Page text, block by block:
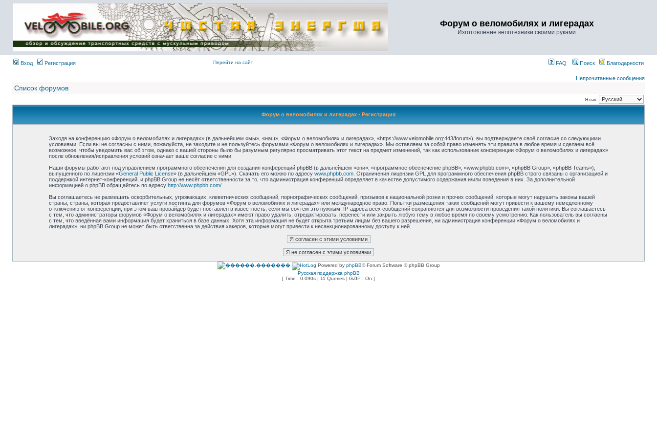
Имя пользователя:
Пароль:
{ LOG_ME_IN_SHORT
}
Форум о веломобилях и лигерадах
Изготовление велотехники своими руками
Вход Регистрация Перейти на сайт FAQ Поиск Благодарности
Непрочитанные сообщения
Список форумов
Язык:
Форум о веломобилях и лигерадах - Регистрация
Заходя на конференцию «Форум о веломобилях и лигерадах» (в дальнейшем «мы», «наш», «Форум о веломобилях и лигерадах», «https://www.velomobile.org:443/forum»), вы подтверждаете своё согласие со следующими
условиями. Если вы не согласны с ними, пожалуйста, не заходите и не пользуйтесь форумами «Форум о веломобилях и лигерадах». Мы оставляем за собой право изменять эти правила в любое время и сделаем всё
возможное, чтобы уведомить вас об этом, однако с вашей стороны было бы разумным регулярно просматривать этот текст на предмет изменений, так как использование конференции «Форум о веломобилях и лигерадах»
после обновления/исправления условий означает ваше согласие с ними.
Наши форумы работают под управлением программного обеспечения для создания конференций phpBB (в дальнейшем «они», «программное обеспечение phpBB», «www.phpbb.com», «phpBB Group», «phpBB Teams»),
выпущенного по лицензии «General Public License» (в дальнейшем «GPL»). Скачать его можно по адресу www.phpbb.com . Ограничения лицензии GPL для программного обеспечения phpBB строго связаны с организацией и
поддержкой интернет-конференций, и phpBB Group не несёт ответственности за то, что администрация конференций определяет в качестве допустимого содержания и/или поведения в них. За дополнительной
информацией о phpBB обращайтесь по адресу http://www.phpbb.com/
Вы соглашаетесь не размещать оскорбительных, угрожающих, клеветнических сообщений, порнографических сообщений, призывов к национальной розни и прочих сообщений, которые могут нарушить законы вашей
страны, страны, которая предоставляет услуги хостинга для форумов «Форум о веломобилях и лигерадах» или международное право. Попытки размещения таких сообщений могут привести к вашему немедленному
отключению от конференции, при этом ваш провайдер будет поставлен в известность, если мы сочтём это нужным. IP-адреса всех сообщений сохраняются для возможности проведения такой политики. Вы соглашаетесь
с тем, что администраторы форумов «Форум о веломобилях и лигерадах» имеют право удалить, отредактировать, перенести или закрыть любую тему в любое время по своему усмотрению. Как пользователь вы согласны
с тем, что введённая вами информация будет храниться в базе данных. Хотя эта информация не будет открыта третьим лицам без вашего разрешения, ни администрация конференции «Форум о веломобилях и
лигерадах», ни phpBB Group не может быть ответственна за действия хакеров, которые могут привести к несанкционированному доступу к ней.
Powered by phpBB® Forum Software © phpBB Group
Русская поддержка phpBB
[ Time : 0.090s | 11 Queries | GZIP : On ]